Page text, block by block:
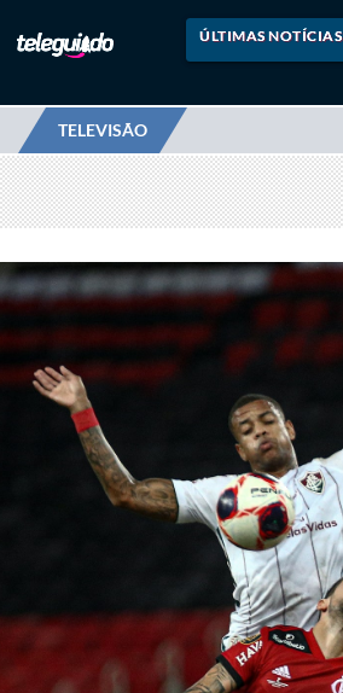
ÚLTIMAS NOTÍCIAS
TELEVISÃO